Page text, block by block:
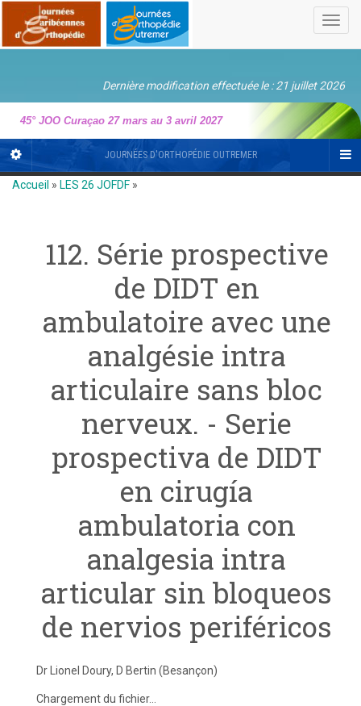
Dernière modification effectuée le : 21 juillet 2026
45° JOO Curaçao 27 mars au 3 avril 2027
JOURNÉES D'ORTHOPÉDIE OUTREMER
Accueil » LES 26 JOFDF »
112. Série prospective
de DIDT en
ambulatoire avec une
analgésie intra
articulaire sans bloc
nerveux. - Serie
prospectiva de DIDT
en cirugía
ambulatoria con
analgesia intra
articular sin bloqueos
de nervios periféricos
Dr Lionel Doury, D Bertin (Besançon)
Chargement du fichier...